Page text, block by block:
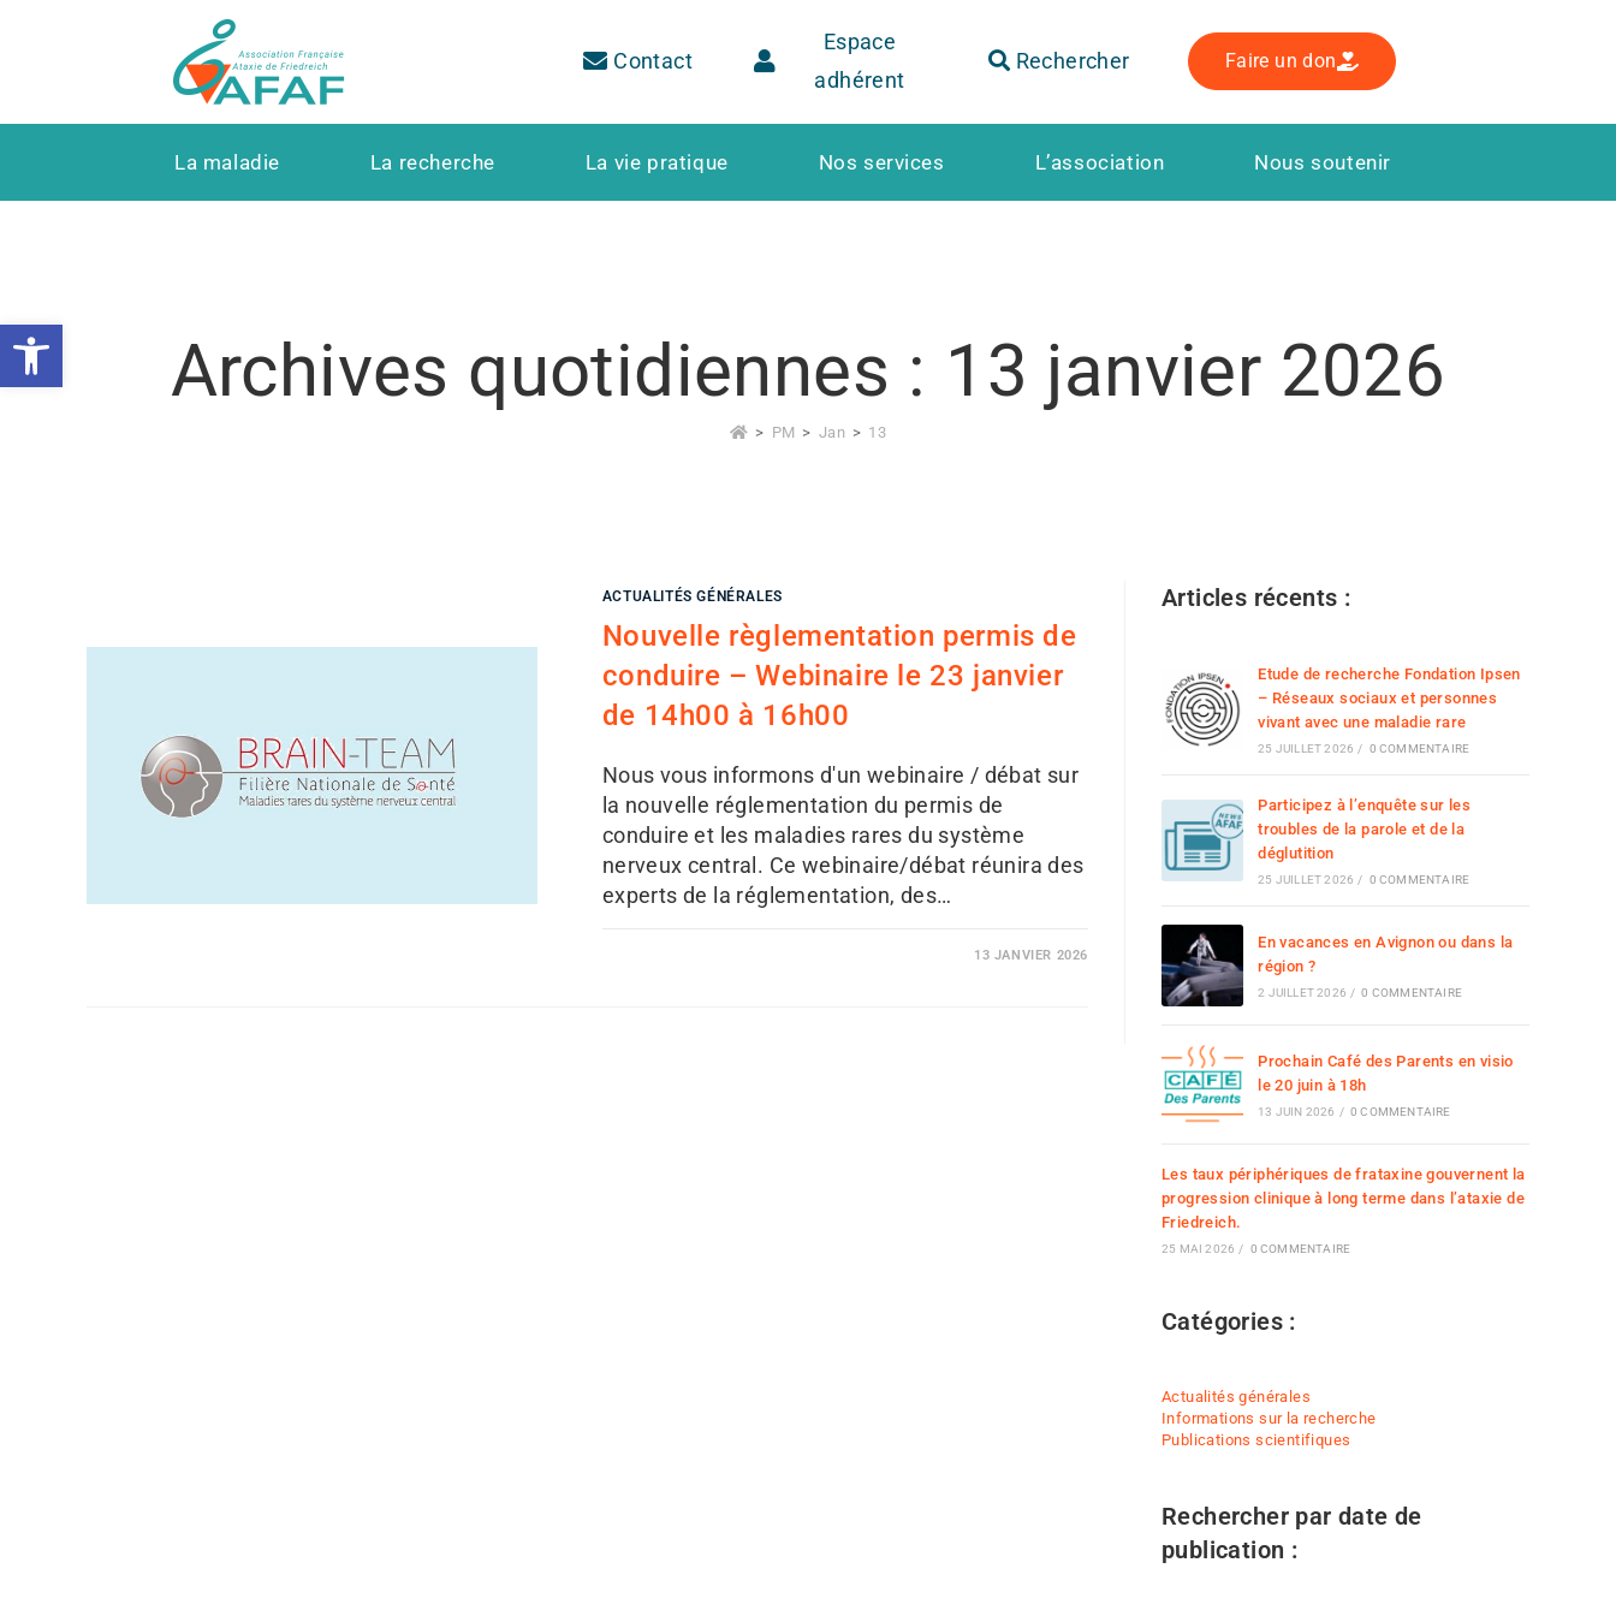
Ouvrir la barre d’outils
Contact
Espace
adhérent
Rechercher Faire un don
La maladie La recherche La vie pratique Nos services L’association Nous soutenir
Archives quotidiennes : 13 janvier 2026
> PM > Jan > 13
ACTUALITÉS GÉNÉRALES
Nouvelle règlementation permis de
conduire – Webinaire le 23 janvier
de 14h00 à 16h00
Nous vous informons d'un webinaire / débat sur
la nouvelle réglementation du permis de
conduire et les maladies rares du système
nerveux central. Ce webinaire/débat réunira des
experts de la réglementation, des…
13 JANVIER 2026
Articles récents :
Etude de recherche Fondation Ipsen
– Réseaux sociaux et personnes
vivant avec une maladie rare
25 JUILLET 2026 / 0 COMMENTAIRE
Participez à l’enquête sur les
troubles de la parole et de la
déglutition
25 JUILLET 2026 / 0 COMMENTAIRE
En vacances en Avignon ou dans la
région ?
2 JUILLET 2026 / 0 COMMENTAIRE
Prochain Café des Parents en visio
le 20 juin à 18h
13 JUIN 2026 / 0 COMMENTAIRE
Les taux périphériques de frataxine gouvernent la
progression clinique à long terme dans l’ataxie de
Friedreich.
25 MAI 2026 / 0 COMMENTAIRE
Catégories :
Actualités générales
Informations sur la recherche
Publications scientifiques
Rechercher par date de
publication :